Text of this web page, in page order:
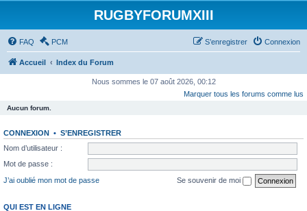
RUGBYFORUMXIII
FAQ PCM Connexion
S’enregistrer
Accueil Index du Forum
Nous sommes le 07 août 2026, 00:12
Marquer tous les forums comme lus
Aucun forum.
CONNEXION • S’ENREGISTRER
Nom d’utilisateur :
Mot de passe :
J’ai oublié mon mot de passe
Se souvenir de moi
QUI EST EN LIGNE